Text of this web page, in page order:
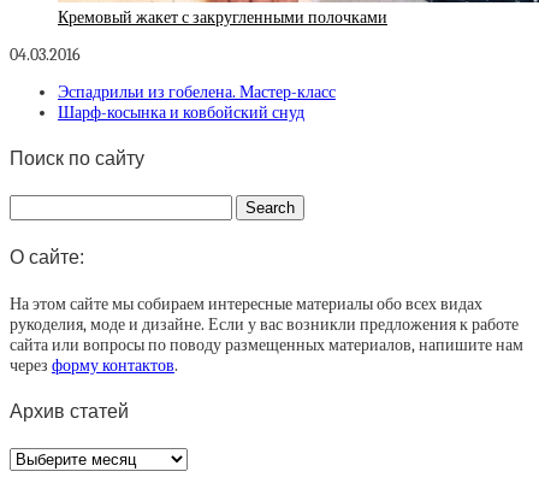
Кремовый жакет с закругленными полочками
04.03.2016
Эспадрильи из гобелена. Мастер-класс
Шарф-косынка и ковбойский снуд
Поиск по сайту
О сайте:
На этом сайте мы собираем интересные материалы обо всех видах
рукоделия, моде и дизайне. Если у вас возникли предложения к работе
сайта или вопросы по поводу размещенных материалов, напишите нам
через форму контактов.
Архив статей
Архив
статей